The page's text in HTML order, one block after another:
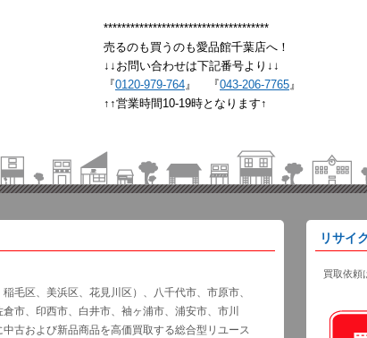
*************************************
売るのも買うのも愛品館千葉店へ！
↓↓お問い合わせは下記番号より↓↓
『0120-979-764』 『043-206-7765』
↑↑営業時間10-19時となります↑
毛区、美浜区、花見川区）、八千代市、市原市、
市、印西市、白井市、袖ヶ浦市、浦安市、市川
古および新品商品を高価買取する総合型リユース
リサイ
買取依頼